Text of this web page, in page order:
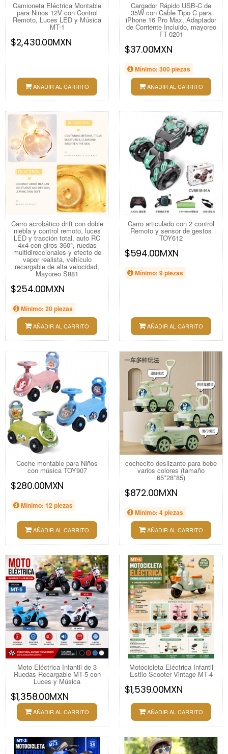
Camioneta Eléctrica Montable
para Niños 12V con Control
Remoto, Luces LED y Música
MT-1
$2,430.00MXN
AÑADIR AL CARRITO
Cargador Rápido USB-C de
35W con Cable Tipo C para
iPhone 16 Pro Max, Adaptador
de Corriente Incluido, mayoreo
FT-0201
$37.00MXN
Mínimo: 300 piezas
AÑADIR AL CARRITO
Carro acrobático drift con doble
niebla y control remoto, luces
LED y tracción total, auto RC
4x4 con giros 360°, ruedas
multidireccionales y efecto de
vapor realista, vehículo
recargable de alta velocidad,
Mayoreo S881
$254.00MXN
Mínimo: 20 piezas
AÑADIR AL CARRITO
Carro articulado con 2 control
Remoto y sensor de gestos
TOY612
$594.00MXN
Mínimo: 9 piezas
AÑADIR AL CARRITO
Coche montable para Niños
con música TOY907
$280.00MXN
Mínimo: 12 piezas
AÑADIR AL CARRITO
cochecito deslizante para bebe
varios colores (tamaño
65*28*85)
$872.00MXN
Mínimo: 4 piezas
AÑADIR AL CARRITO
Moto Eléctrica Infantil de 3
Ruedas Recargable MT-5 con
Luces y Música
$1,358.00MXN
AÑADIR AL CARRITO
Motocicleta Eléctrica Infantil
Estilo Scooter Vintage MT-4
$1,539.00MXN
AÑADIR AL CARRITO